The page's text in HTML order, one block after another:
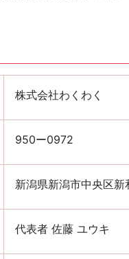
株式会社わくわく
950ー0972
新潟県新潟市中央区
代表者 佐藤 ユウキ